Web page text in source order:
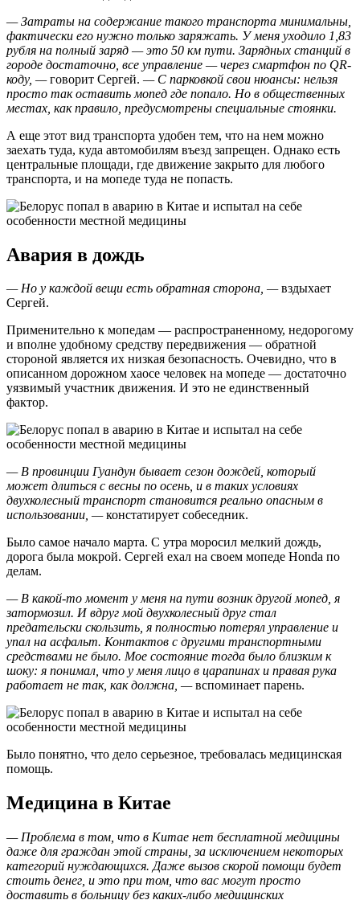
— Затраты на содержание такого транспорта минимальны,
фактически его нужно только заряжать. У меня уходило 1,83
рубля на полный заряд — это 50 км пути. Зарядных станций в
городе достаточно, все управление — через смартфон по QR-
коду, —говорит Сергей. — С парковкой свои нюансы: нельзя
просто так оставить мопед где попало. Но в общественных
местах, как правило, предусмотрены специальные стоянки.
А еще этот вид транспорта удобен тем, что на нем можно
заехать туда, куда автомобилям въезд запрещен. Однако есть
центральные площади, где движение закрыто для любого
транспорта, и на мопеде туда не попасть.
Авария в дождь
— Но у каждой вещи есть обратная сторона, —вздыхает
Сергей.
Применительно к мопедам — распространенному, недорогому
и вполне удобному средству передвижения — обратной
стороной является их низкая безопасность. Очевидно, что в
описанном дорожном хаосе человек на мопеде — достаточно
уязвимый участник движения. И это не единственный
фактор.
— В провинции Гуандун бывает сезон дождей, который
может длиться с весны по осень, и в таких условиях
двухколесный транспорт становится реально опасным в
использовании, —констатирует собеседник.
Было самое начало марта. С утра моросил мелкий дождь,
дорога была мокрой. Сергей ехал на своем мопеде Honda по
делам.
— В какой-то момент у меня на пути возник другой мопед, я
затормозил. И вдруг мой двухколесный друг стал
предательски скользить, я полностью потерял управление и
упал на асфальт. Контактов с другими транспортными
средствами не было. Мое состояние тогда было близким к
шоку: я понимал, что у меня лицо в царапинах и правая рука
работает не так, как должна, —вспоминает парень.
Было понятно, что дело серьезное, требовалась медицинская
помощь.
Медицина в Китае
— Проблема в том, что в Китае нет бесплатной медицины
даже для граждан этой страны, за исключением некоторых
категорий нуждающихся. Даже вызов скорой помощи будет
стоить денег, и это при том, что вас могут просто
доставить в больницу без каких-либо медицинских